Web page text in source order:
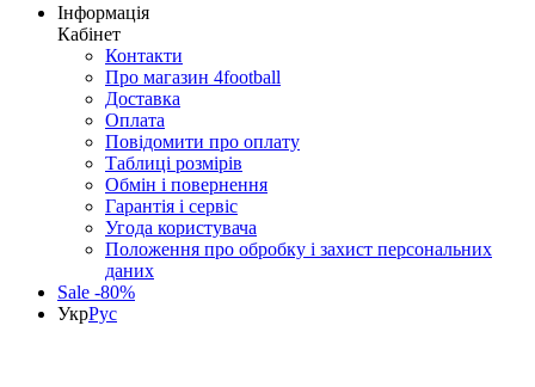
Інформація
Кабінет
Контакти
Про магазин 4football
Доставка
Оплата
Повідомити про оплату
Таблиці розмірів
Обмін і повернення
Гарантія і сервіс
Угода користувача
Положення про обробку і захист персональних
даних
Sale -80%
УкрРус